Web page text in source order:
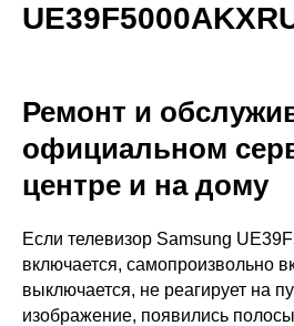
Ремонт и
официальном
центре и на дому
Если телевизор Samsung
включается, самопроизвольно
выключается, не реагирует на
изображение, появились